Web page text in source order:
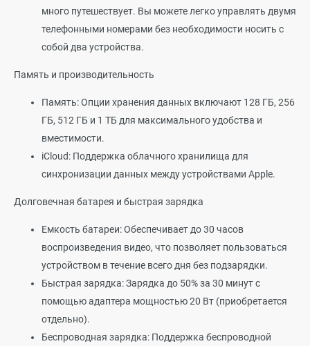
много путешествует. Вы можете легко управлять двумя
телефонными номерами без необходимости носить с
собой два устройства.
Память и производительность
Память: Опции хранения данных включают 128 ГБ, 256
ГБ, 512 ГБ и 1 ТБ для максимального удобства и
вместимости.
iCloud: Поддержка облачного хранилища для
синхронизации данных между устройствами Apple.
Долговечная батарея и быстрая зарядка
Емкость батареи: Обеспечивает до 30 часов
воспроизведения видео, что позволяет пользоваться
устройством в течение всего дня без подзарядки.
Быстрая зарядка: Зарядка до 50% за 30 минут с
помощью адаптера мощностью 20 Вт (приобретается
отдельно).
Беспроводная зарядка: Поддержка беспроводной